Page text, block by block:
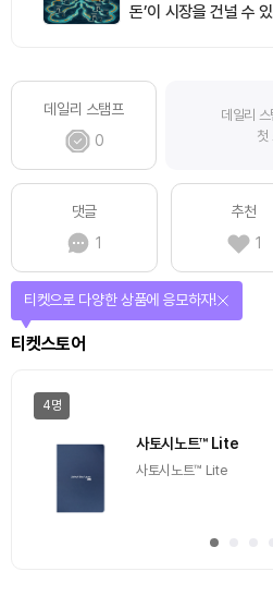
돈’이 시장을 건널 수
데일리 스탬프
0
데일리
첫
댓글
1
추천
1
에어드랍
선물이 쏟아지는 에어드랍 이벤트!
일반
[Episode 12]
드랍 받자!